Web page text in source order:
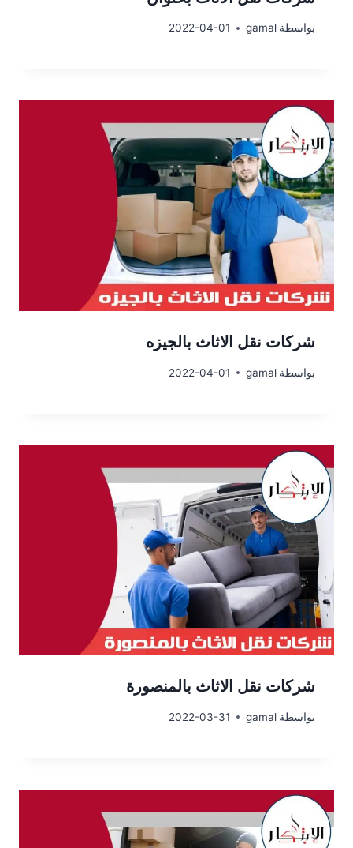
بواسطة gamal
2022-04-01
شركات نقل الاثاث بالجيزه
بواسطة gamal
2022-04-01
شركات نقل الاثاث بالمنصورة
بواسطة gamal
2022-03-31